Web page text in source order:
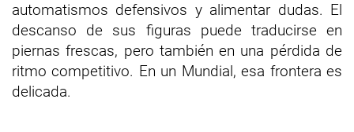
automatismos defensivos y alimentar dudas. El
descanso de sus figuras puede traducirse en
piernas frescas, pero también en una pérdida de
ritmo competitivo. En un Mundial, esa frontera es
delicada.